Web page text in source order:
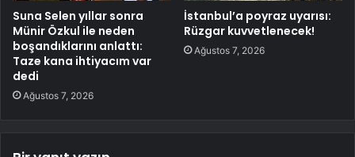
Suna Selen yıllar sonra
Münir Özkul ile neden
boşandıklarını anlattı:
Taze kana ihtiyacım var
dedi
Ağustos 7, 2026
İstanbul’a poyraz uyarısı:
Rüzgar kuvvetlenecek!
Ağustos 7, 2026